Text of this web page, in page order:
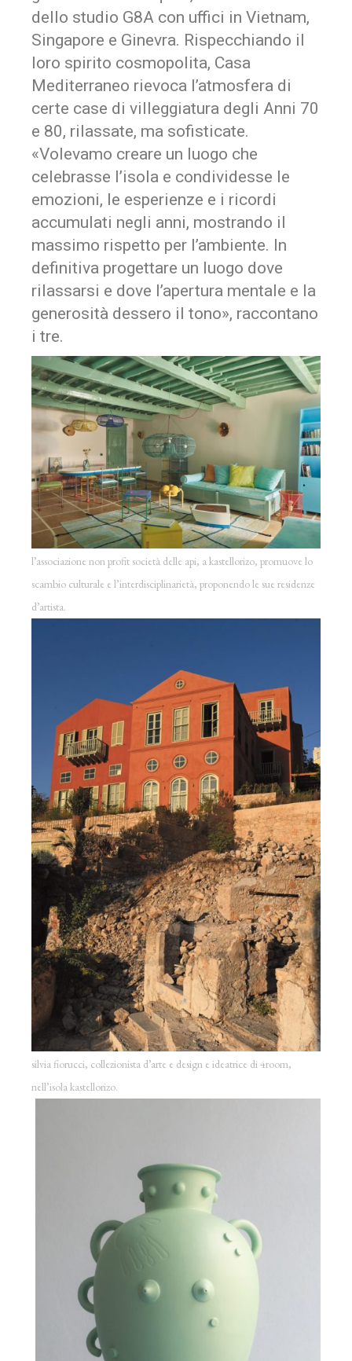
dello studio G8A con uffici in Vietnam,
Singapore e Ginevra. Rispecchiando il
loro spirito cosmopolita, Casa
Mediterraneo rievoca l’atmosfera di
certe case di villeggiatura degli Anni 70
e 80, rilassate, ma sofisticate.
«Volevamo creare un luogo che
celebrasse l’isola e condividesse le
emozioni, le esperienze e i ricordi
accumulati negli anni, mostrando il
massimo rispetto per l’ambiente. In
definitiva progettare un luogo dove
rilassarsi e dove l’apertura mentale e la
generosità dessero il tono», raccontano
i tre.
l’associazione non profit società delle api, a kastellorizo, promuove lo
scambio culturale e l’interdisciplinarietà, proponendo le sue residenze
d’artista.
silvia fiorucci, collezionista d’arte e design e ideatrice di 4room,
nell’isola kastellorizo.